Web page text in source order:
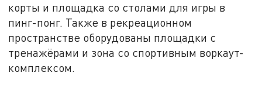
корты и площадка со столами для игры в
пинг-понг. Также в рекреационном
пространстве оборудованы площадки с
тренажёрами и зона со спортивным воркаут-
комплексом.